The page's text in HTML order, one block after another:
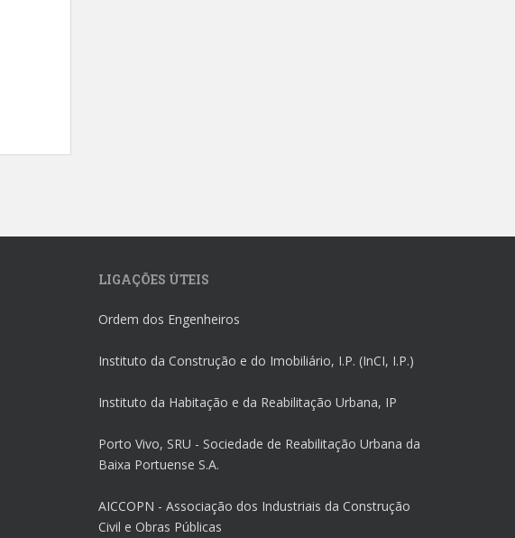
LIGAÇÕES ÚTEIS
Ordem dos Engenheiros
Instituto da Construção e do Imobiliário, I.P. (InCI, I.P.)
Instituto da Habitação e da Reabilitação Urbana, IP
Porto Vivo, SRU - Sociedade de Reabilitação Urbana da
Baixa Portuense S.A.
AICCOPN - Associação dos Industriais da Construção
Civil e Obras Públicas